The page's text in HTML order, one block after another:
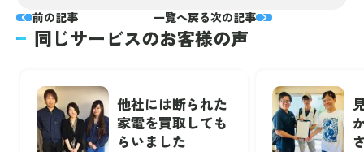
前の記事 一覧へ戻る次の記事
同じサービスのお客様の声
他社には断られた
家電を買取しても
らいました